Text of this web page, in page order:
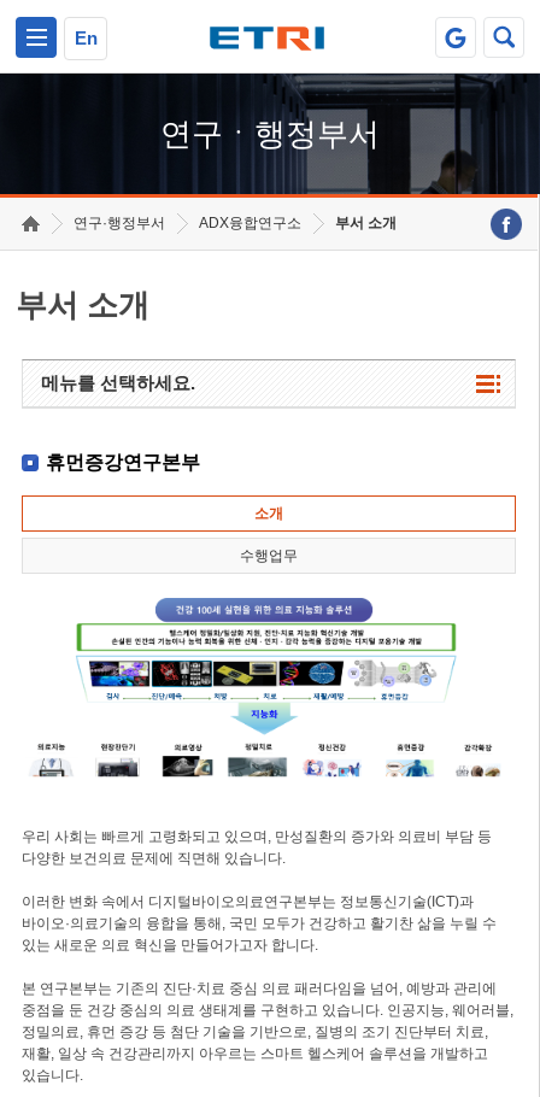
En
연구ㆍ행정부서
연구·행정부서 ADX융합연구소 부서 소개
부서 소개
메뉴를 선택하세요.
휴먼증강연구본부
소개
수행업무
우리 사회는 빠르게 고령화되고 있으며, 만성질환의 증가와 의료비 부담 등
다양한 보건의료 문제에 직면해 있습니다.
이러한 변화 속에서 디지털바이오의료연구본부는 정보통신기술(ICT)과
바이오·의료기술의 융합을 통해, 국민 모두가 건강하고 활기찬 삶을 누릴 수
있는 새로운 의료 혁신을 만들어가고자 합니다.
본 연구본부는 기존의 진단·치료 중심 의료 패러다임을 넘어, 예방과 관리에
중점을 둔 건강 중심의 의료 생태계를 구현하고 있습니다. 인공지능, 웨어러블,
정밀의료, 휴먼 증강 등 첨단 기술을 기반으로, 질병의 조기 진단부터 치료,
재활, 일상 속 건강관리까지 아우르는 스마트 헬스케어 솔루션을 개발하고
있습니다.